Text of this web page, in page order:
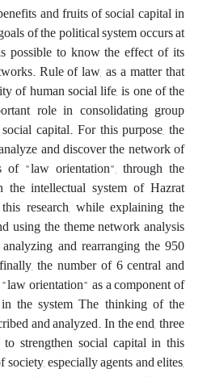
and fruits of social capital in
of the political system occurs at
possible to know the effect of its
Rule of law, as a matter that
of human social life, is one of the
role in consolidating group
capital. For this purpose, the
and discover the network of
of "law orientation", through the
the intellectual system of Hazrat
research, while explaining the
using the theme network analysis
and rearranging the 950
the number of 6 central and
orientation" as a component of
the system The thinking of the
and analyzed. In the end, three
to strengthen social capital in this
especially agents and elites,